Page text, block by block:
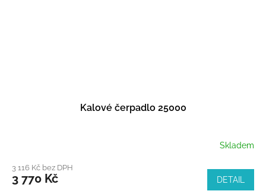
Kalové čerpadlo 25000
Skladem
3 116 Kč bez DPH
3 770 Kč DETAIL